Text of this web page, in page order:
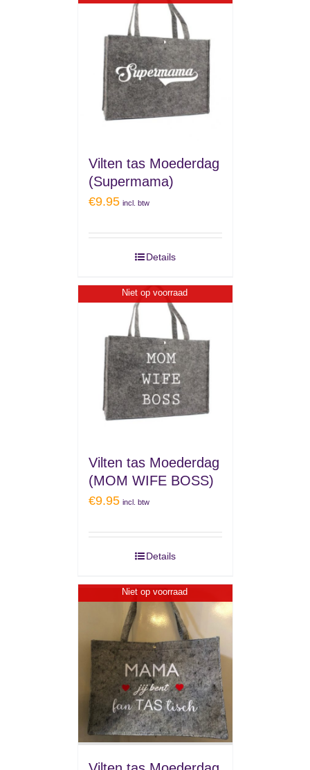
Vilten tas Moederdag
(Supermama)
€9.95 incl. btw
Details
Niet op voorraad
Vilten tas Moederdag
(MOM WIFE BOSS)
€9.95 incl. btw
Details
Niet op voorraad